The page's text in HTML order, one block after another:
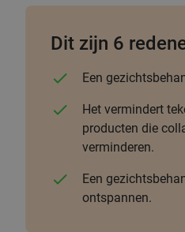
Dit zijn 6
Een
Het vermindert
producten die
verminderen.
Een
ontspannen.